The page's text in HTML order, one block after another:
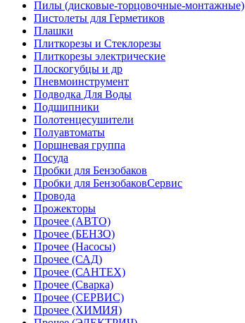
Пилы (дисковые-торцовочные-монтажные)
Пистолеты для Герметиков
Плашки
Плиткорезы и Стеклорезы
Плиткорезы электрические
Плоскогубцы и др
Пневмоинструмент
Подводка Для Воды
Подшипники
Полотенцесушители
Полуавтоматы
Поршневая группа
Посуда
Пробки для Бензобаков
Пробки для БензобаковСервис
Провода
Прожекторы
Прочее (АВТО)
Прочее (БЕНЗО)
Прочее (Насосы)
Прочее (САД)
Прочее (САНТЕХ)
Прочее (Сварка)
Прочее (СЕРВИС)
Прочее (ХИМИЯ)